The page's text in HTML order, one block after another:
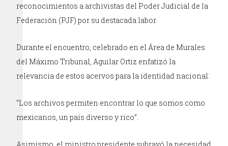
reconocimientos a archivistas del Poder Judicial de la
Federación (PJF) por su destacada labor.
Durante el encuentro, celebrado en el Área de Murales
del Máximo Tribunal, Aguilar Ortiz enfatizó la
relevancia de estos acervos para la identidad nacional:
“Los archivos permiten encontrar lo que somos como
mexicanos, un país diverso y rico”.